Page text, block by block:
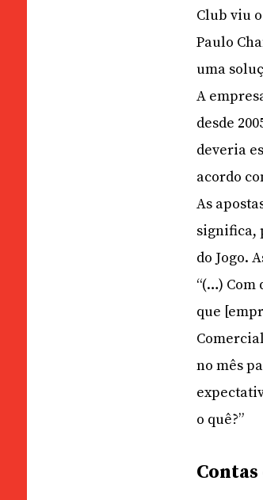
Club viu
Paulo
uma
A
desde
deveria
acordo
As
significa,
do Jogo.
“(…) Com
que
no mês
o quê?”